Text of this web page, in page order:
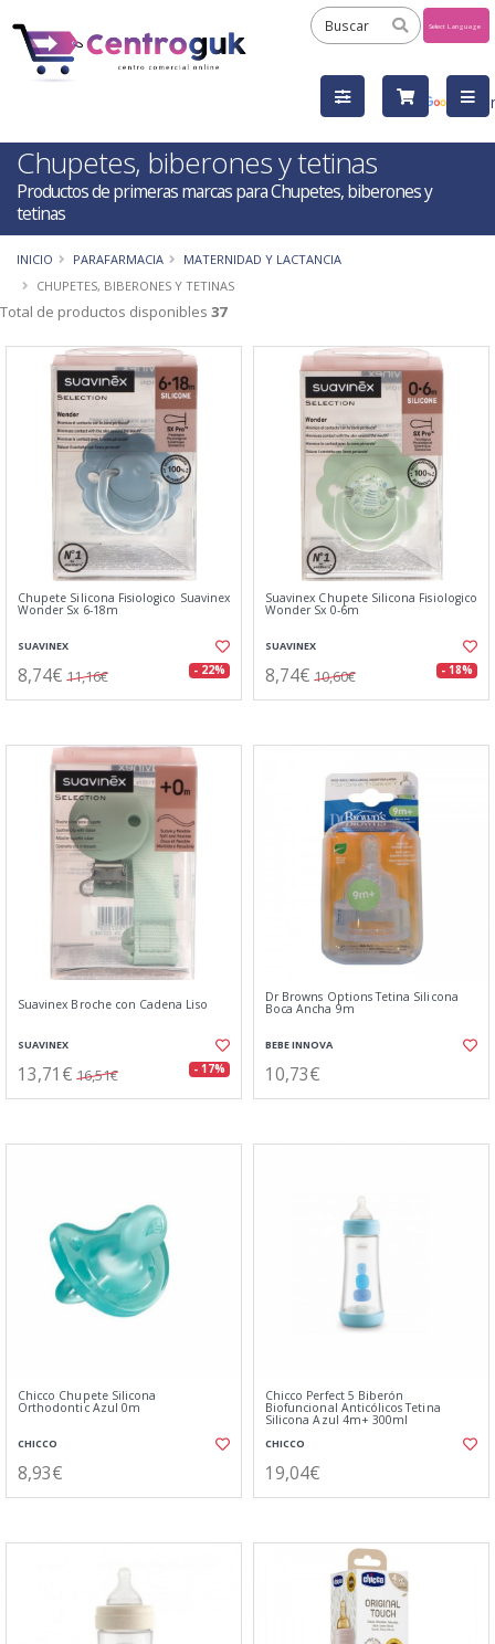
by
Chupetes, biberones y tetinas
Productos de primeras marcas para Chupetes, biberones y
tetinas
INICIO PARAFARMACIA
MATERNIDAD Y LACTANCIA
CHUPETES, BIBERONES Y TETINAS
Total de productos disponibles 37
Chupete Silicona Fisiologico Suavinex
Wonder Sx 6-18m
SUAVINEX
8,74€ 11,16€ - 22%
Suavinex Chupete Silicona Fisiologico
Wonder Sx 0-6m
SUAVINEX
8,74€ 10,60€ - 18%
Suavinex Broche con Cadena Liso
SUAVINEX
13,71€ 16,51€ - 17%
Dr Browns Options Tetina Silicona
Boca Ancha 9m
BEBE INNOVA
10,73€
Chicco Chupete Silicona
Orthodontic Azul 0m
CHICCO
8,93€
Chicco Perfect 5 Biberón
Biofuncional Anticólicos Tetina
Silicona Azul 4m+ 300ml
CHICCO
19,04€